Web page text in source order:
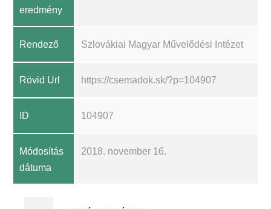
eredmény
Rendező Szlovákiai Magyar Művelődési Intézet
Rövid Url https://csemadok.sk/?p=104907
ID 104907
Módosítás
dátuma
2018. november 16.